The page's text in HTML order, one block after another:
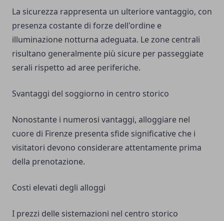
La sicurezza rappresenta un ulteriore vantaggio, con
presenza costante di forze dell'ordine e
illuminazione notturna adeguata. Le zone centrali
risultano generalmente più sicure per passeggiate
serali rispetto ad aree periferiche.
Svantaggi del soggiorno in centro storico
Nonostante i numerosi vantaggi, alloggiare nel
cuore di Firenze presenta sfide significative che i
visitatori devono considerare attentamente prima
della prenotazione.
Costi elevati degli alloggi
I prezzi delle sistemazioni nel centro storico